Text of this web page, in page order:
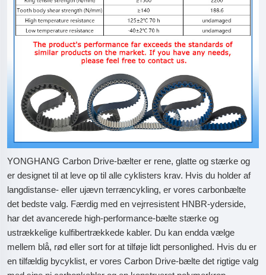
YONGHANG Carbon Drive-bælter er rene, glatte og stærke og
er designet til at leve op til alle cyklisters krav. Hvis du holder af
langdistanse- eller ujævn terræncykling, er vores carbonbælte
det bedste valg. Færdig med en vejrresistent HNBR-yderside,
har det avancerede high-performance-bælte stærke og
ustrækkelige kulfibertrækkede kabler. Du kan endda vælge
mellem blå, rød eller sort for at tilføje lidt personlighed. Hvis du er
en tilfældig bycyklist, er vores Carbon Drive-bælte det rigtige valg